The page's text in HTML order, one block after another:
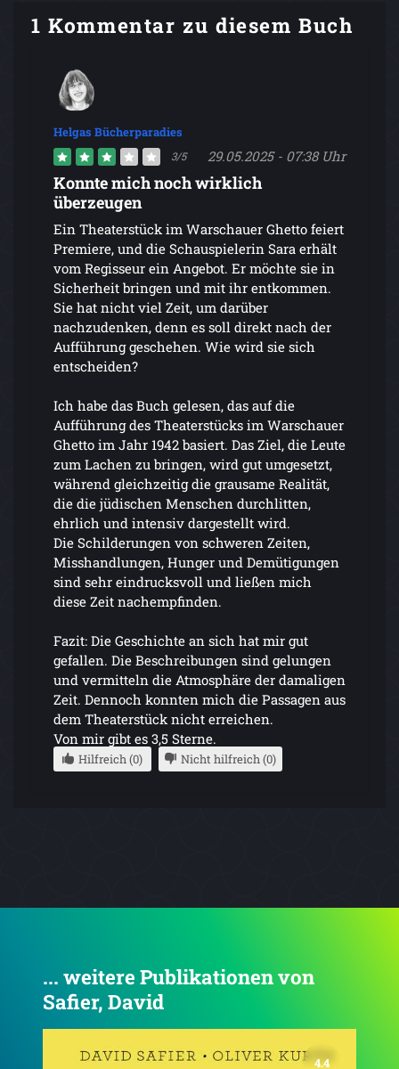
1 Kommentar zu diesem Buch
Helgas Bücherparadies
3/5 29.05.2025 - 07:38 Uhr
Konnte mich noch wirklich
überzeugen
Ein Theaterstück im Warschauer Ghetto feiert
Premiere, und die Schauspielerin Sara erhält
vom Regisseur ein Angebot. Er möchte sie in
Sicherheit bringen und mit ihr entkommen.
Sie hat nicht viel Zeit, um darüber
nachzudenken, denn es soll direkt nach der
Aufführung geschehen. Wie wird sie sich
entscheiden?
Ich habe das Buch gelesen, das auf die
Aufführung des Theaterstücks im Warschauer
Ghetto im Jahr 1942 basiert. Das Ziel, die Leute
zum Lachen zu bringen, wird gut umgesetzt,
während gleichzeitig die grausame Realität,
die die jüdischen Menschen durchlitten,
ehrlich und intensiv dargestellt wird.
Die Schilderungen von schweren Zeiten,
Misshandlungen, Hunger und Demütigungen
sind sehr eindrucksvoll und ließen mich
diese Zeit nachempfinden.
Fazit: Die Geschichte an sich hat mir gut
gefallen. Die Beschreibungen sind gelungen
und vermitteln die Atmosphäre der damaligen
Zeit. Dennoch konnten mich die Passagen aus
dem Theaterstück nicht erreichen.
Von mir gibt es 3,5 Sterne.
Hilfreich (0) Nicht hilfreich (0)
... weitere Publikationen von
Safier, David
4.5